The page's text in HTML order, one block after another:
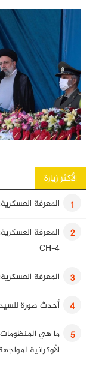
الأكثر زيارة
1
المعرفة العسكرية:
2
المعرفة
CH-4
3 المعرفة العسكرية:
4 أحدث صورة
5
ما هي
الأوكرانية